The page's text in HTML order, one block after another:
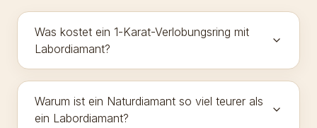
Was kostet ein 1-Karat-Verlobungsring mit
Labordiamant?
Warum ist ein Naturdiamant so viel teurer als
ein Labordiamant?